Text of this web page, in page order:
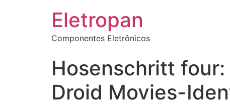
Eletropan
Componentes Eletrônicos
Hosenschritt
Droid Movies-